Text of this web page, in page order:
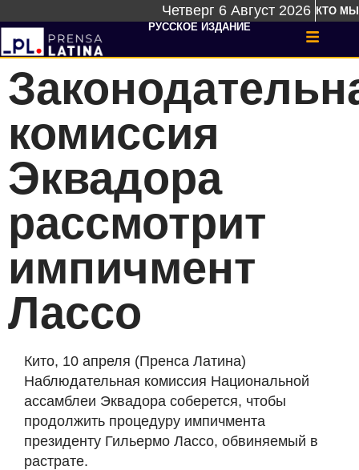
Четверг 6 Август 2026 КТО МЫ
РУССКОЕ ИЗДАНИЕ
комиссия
Эквадора
рассмотрит
импичмент
Лассо
Кито, 10 апреля (Пренса Латина)
Наблюдательная комиссия Национальной
ассамблеи Эквадора соберется, чтобы
продолжить процедуру импичмента
президенту Гильермо Лассо, обвиняемый в
растрате.